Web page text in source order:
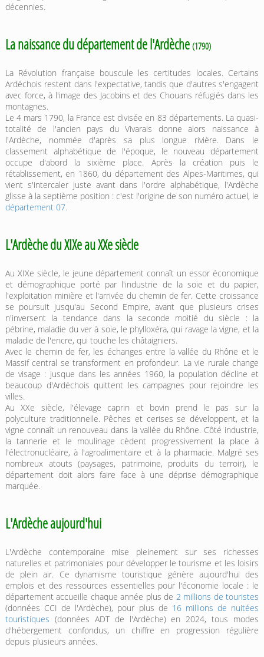
décennies.
La naissance du département de l'Ardèche (1790)
La Révolution française bouscule les certitudes locales. Certains
Ardéchois restent dans l'expectative, tandis que d'autres s'engagent
avec force, à l'image des Jacobins et des Chouans réfugiés dans les
montagnes.
Le 4 mars 1790, la France est divisée en 83 départements. La quasi-
totalité de l'ancien pays du Vivarais donne alors naissance à
l'Ardèche, nommée d'après sa plus longue rivière. Dans le
classement alphabétique de l'époque, le nouveau département
occupe d'abord la sixième place. Après la création puis le
rétablissement, en 1860, du département des Alpes-Maritimes, qui
vient s'intercaler juste avant dans l'ordre alphabétique, l'Ardèche
glisse à la septième position : c'est l'origine de son numéro actuel, le
département 07.
L'Ardèche du XIXe au XXe siècle
Au XIXe siècle, le jeune département connaît un essor économique
et démographique porté par l'industrie de la soie et du papier,
l'exploitation minière et l'arrivée du chemin de fer. Cette croissance
se poursuit jusqu'au Second Empire, avant que plusieurs crises
n'inversent la tendance dans la seconde moitié du siècle : la
pébrine, maladie du ver à soie, le phylloxéra, qui ravage la vigne, et la
maladie de l'encre, qui touche les châtaigniers.
Avec le chemin de fer, les échanges entre la vallée du Rhône et le
Massif central se transforment en profondeur. La vie rurale change
de visage : jusque dans les années 1960, la population décline et
beaucoup d'Ardéchois quittent les campagnes pour rejoindre les
villes.
Au XXe siècle, l'élevage caprin et bovin prend le pas sur la
polyculture traditionnelle. Pêches et cerises se développent, et la
vigne connaît un renouveau dans la vallée du Rhône. Côté industrie,
la tannerie et le moulinage cèdent progressivement la place à
l'électronucléaire, à l'agroalimentaire et à la pharmacie. Malgré ses
nombreux atouts (paysages, patrimoine, produits du terroir), le
département doit alors faire face à une déprise démographique
marquée.
L'Ardèche aujourd'hui
L'Ardèche contemporaine mise pleinement sur ses richesses
naturelles et patrimoniales pour développer le tourisme et les loisirs
de plein air. Ce dynamisme touristique génère aujourd'hui des
emplois et des ressources essentielles pour l'économie locale : le
département accueille chaque année plus de 2 millions de touristes
(données CCI de l'Ardèche), pour plus de 16 millions de nuitées
touristiques (données ADT de l'Ardèche) en 2024, tous modes
d'hébergement confondus, un chiffre en progression régulière
depuis plusieurs années.